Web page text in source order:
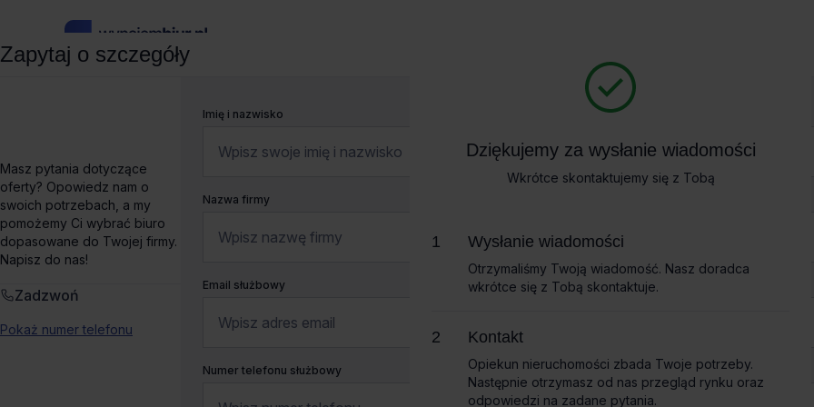
Biuro do wynajęcia Le Palais
Próżna 7/9, Warszawa, Śródmieście
Blisko metra Dogodny dojazd Ostatnie powierzchnie
Dziękujemy za wysłanie wiadomości
Wkrótce skontaktujemy się z Tobą
Wysłanie wiadomości
Otrzymaliśmy Twoją wiadomość. Nasz doradca
wkrótce się z Tobą skontaktuje.
Kontakt
Opiekun nieruchomości zbada Twoje potrzeby.
Następnie otrzymasz od nas przegląd rynku oraz
odpowiedzi na zadane pytania.
Zapytaj o szczegóły
Masz pytania dotyczące
oferty? Opowiedz nam o
swoich potrzebach, a my
pomożemy Ci wybrać biuro
dopasowane do Twojej firmy.
Napisz do nas!
Zadzwoń
Pokaż numer telefonu
Imię i nazwisko
Nazwa firmy
Email służbowy
Numer telefonu służbowy
Dziękujemy za wysłanie wiadomości
Wkrótce skontaktujemy się z Tobą
Wysłanie wiadomości
Otrzymaliśmy Twoją wiadomość. Nasz doradca
wkrótce się z Tobą skontaktuje.
Kontakt
Opiekun nieruchomości zbada Twoje potrzeby.
Następnie otrzymasz od nas przegląd rynku oraz
odpowiedzi na zadane pytania.